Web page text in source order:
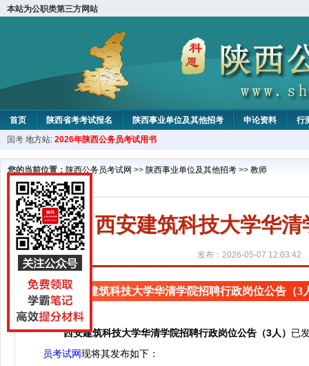
本站为公职类第三方网站
首页 陕西省考考试报名 陕西事业单位及其他招考 申论资料
行
国考 地方站: 2026年陕西公务员考试用书
您的当前位置： 陕西公务员考试网 >> 陕西事业单位及其他招考 >> 教师
西安建筑科技大学华
发布：2026-05-07 12:03:42
西安建筑科技大学华清学院招聘行政岗位公告（3
西安建筑科技大学华清学院招聘行政岗位公告（3人） 已
员考试网现将其发布如下：